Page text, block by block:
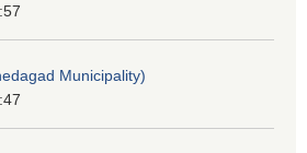
Municipality)